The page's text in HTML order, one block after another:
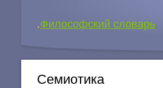
.Философский словарь
Семиотика